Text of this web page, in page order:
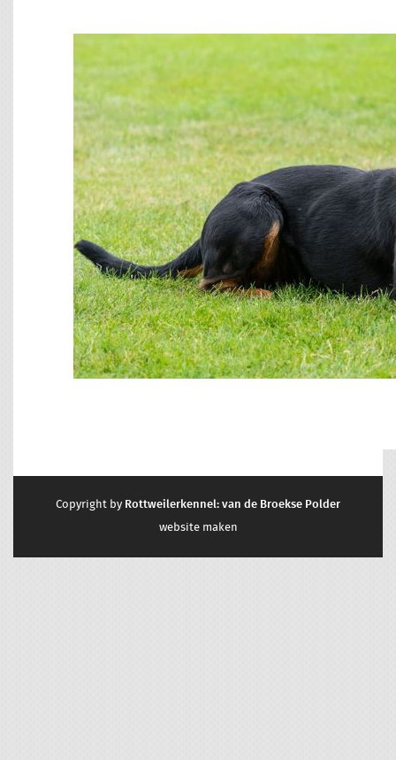
Copyright by Rottweilerkennel: van de Broekse Polder
website maken